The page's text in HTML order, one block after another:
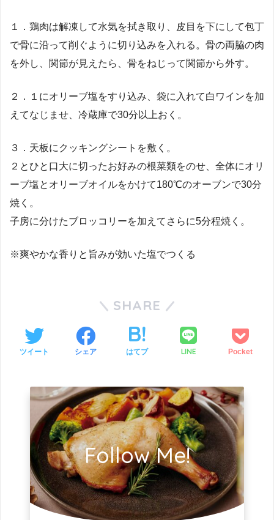
１．鶏肉は解凍して水気を拭き取り、皮目を下にして包丁
で骨に沿って削ぐように切り込みを入れる。骨の両脇の肉
を外し、関節が見えたら、骨をねじって関節から外す。
２．１にオリーブ塩をすり込み、袋に入れて白ワインを加
えてなじませ、冷蔵庫で30分以上おく。
３．天板にクッキングシートを敷く。
２とひと口大に切ったお好みの根菜類をのせ、全体にオリ
ーブ塩とオリーブオイルをかけて180℃のオーブンで30分
焼く。
子房に分けたブロッコリーを加えてさらに5分程焼く。
※爽やかな香りと旨みが効いた塩でつくる
SHARE
ツイート シェア はてブ LINE Pocket
Follow Me!